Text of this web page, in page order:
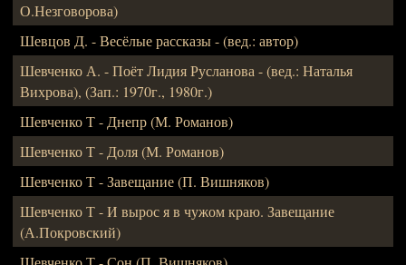
О.Незговорова)
Шевцов Д. - Весёлые рассказы - (вед.: автор)
Шевченко А. - Поёт Лидия Русланова - (вед.: Наталья
Вихрова), (Зап.: 1970г., 1980г.)
Шевченко Т - Днепр (М. Романов)
Шевченко Т - Доля (М. Романов)
Шевченко Т - Завещание (П. Вишняков)
Шевченко Т - И вырос я в чужом краю. Завещание
(А.Покровский)